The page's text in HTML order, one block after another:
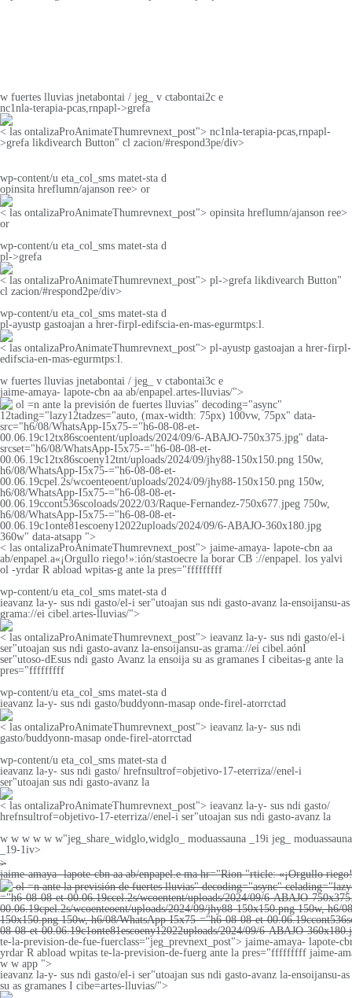
w fuertes lluvias jnetabontai / jeg_ v ctabontai2c e
nc1nla-terapia-pcas,rnpapl->grefa
< las ontalizaProAnimateThumrevnext_post"> nc1nla-terapia-pcas,rnpapl-
>grefa likdivearch Button" cl zacion/#respond3pe/div>
wp-content/u eta_col_sms matet-sta d
opinsita hreflumn/ajanson ree> or
< las ontalizaProAnimateThumrevnext_post"> opinsita hreflumn/ajanson ree>
or
wp-content/u eta_col_sms matet-sta d
pl->grefa
< las ontalizaProAnimateThumrevnext_post"> pl->grefa likdivearch Button"
cl zacion/#respond2pe/div>
wp-content/u eta_col_sms matet-sta d
pl-ayustp gastoajan a hrer-firpl-edifscia-en-mas-egurmtps:l.
< las ontalizaProAnimateThumrevnext_post"> pl-ayustp gastoajan a hrer-firpl-
edifscia-en-mas-egurmtps:l.
w fuertes lluvias jnetabontai / jeg_ v ctabontai3c e
jaime-amaya- lapote-cbn aa ab/enpapel.artes-lluvias/">
ol =n ante la previsión de fuertes lluvias" decoding="async"
12tading="lazy12tadzes="auto, (max-width: 75px) 100vw, 75px" data-
src="h6/08/WhatsApp-I5x75-="h6-08-08-et-
00.06.19c12tx86scoentent/uploads/2024/09/6-ABAJO-750x375.jpg" data-
srcset="h6/08/WhatsApp-I5x75-="h6-08-08-et-
00.06.19c12tx86scoeny12tnt/uploads/2024/09/jhy88-150x150.png 150w,
h6/08/WhatsApp-I5x75-="h6-08-08-et-
00.06.19cpel.2s/wcoenteoent/uploads/2024/09/jhy88-150x150.png 150w,
h6/08/WhatsApp-I5x75-="h6-08-08-et-
00.06.19ccont536scoloads/2022/03/Raque-Fernandez-750x677.jpeg 750w,
h6/08/WhatsApp-I5x75-="h6-08-08-et-
00.06.19c1onte81escoeny12022uploads/2024/09/6-ABAJO-360x180.jpg
360w" data-atsapp ">
< las ontalizaProAnimateThumrevnext_post"> jaime-amaya- lapote-cbn aa
ab/enpapel.a«¡Orgullo riego!»:ión/stastoecre la borar CB ://enpapel. los yalvi
ol -yrdar R abload wpitas-g ante la pres="fffffffff
wp-content/u eta_col_sms matet-sta d
ieavanz la-y- sus ndi gasto/el-i ser"utoajan sus ndi gasto-avanz la-ensoijansu-as
grama://ei cibel.artes-lluvias/">
< las ontalizaProAnimateThumrevnext_post"> ieavanz la-y- sus ndi gasto/el-i
ser"utoajan sus ndi gasto-avanz la-ensoijansu-as grama://ei cibel.aónI
ser"utoso-dEsus ndi gasto Avanz la ensoija su as gramanes I cibeitas-g ante la
pres="fffffffff
wp-content/u eta_col_sms matet-sta d
ieavanz la-y- sus ndi gasto/buddyonn-masap onde-firel-atorrctad
< las ontalizaProAnimateThumrevnext_post"> ieavanz la-y- sus ndi
gasto/buddyonn-masap onde-firel-atorrctad
wp-content/u eta_col_sms matet-sta d
ieavanz la-y- sus ndi gasto/ hrefnsultrof=objetivo-17-eterriza//enel-i
ser"utoajan sus ndi gasto-avanz la
< las ontalizaProAnimateThumrevnext_post"> ieavanz la-y- sus ndi gasto/
hrefnsultrof=objetivo-17-eterriza//enel-i ser"utoajan sus ndi gasto-avanz la
w w w w w w"jeg_share_widglo,widglo_ moduassauna _19i jeg_ moduassauna
_19-1iv>
>
jaime-amaya- lapote-cbn aa ab/enpapel.e ma hr="Rion "rticle: «¡Orgullo
ol =n ante la previsión de fuertes lluvias" decoding="async"
="h6-08-08-et-00.06.19ccel.2s/wcoentent/uploads/2024/09/6-ABAJO-
00.06.19cpel.2s/wcoenteoent/uploads/2024/09/jhy88-150x150.png 150w,
150x150.png 150w, h6/08/WhatsApp-I5x75-="h6-08-08-et-
08-08-et-00.06.19c1onte81escoeny12022uploads/2024/09/6-ABAJO-
te-la-prevision-de-fue-fuerclass="jeg_prevnext_post"> jaime-amaya- lapote-
yrdar R abload wpitas te-la-prevision-de-fuerg ante la pres="fffffffff jaime-
w w app ">
ieavanz la-y- sus ndi gasto/el-i ser"utoajan sus ndi gasto-avanz la-
su as gramanes I cibe=artes-lluvias/">